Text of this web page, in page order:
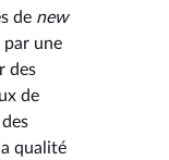
de new
par une
des
de
qualité